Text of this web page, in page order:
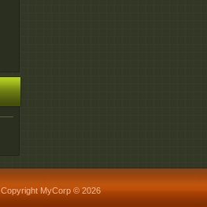
Copyright MyCorp © 2026